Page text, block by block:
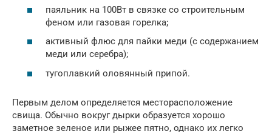
паяльник на 100Вт в связке со строительным
феном или газовая горелка;
активный флюс для пайки меди (с содержанием
меди или серебра);
тугоплавкий оловянный припой.
Первым делом определяется месторасположение
свища. Обычно вокруг дырки образуется хорошо
заметное зеленое или рыжее пятно, однако их легко